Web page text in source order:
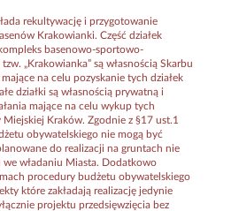
rekultywację i przygotowanie
Krakowianki. Część działek
basenowo-sportowo-
„Krakowianka” są własnością Skarbu
na celu pozyskanie tych działek
działki są własnością prywatną i
mające na celu wykup tych
Kraków. Zgodnie z §17 ust.1
obywatelskiego nie mogą być
do realizacji na gruntach nie
władaniu Miasta. Dodatkowo
procedury budżetu obywatelskiego
które zakładają realizację jedynie
projektu przedsięwzięcia bez